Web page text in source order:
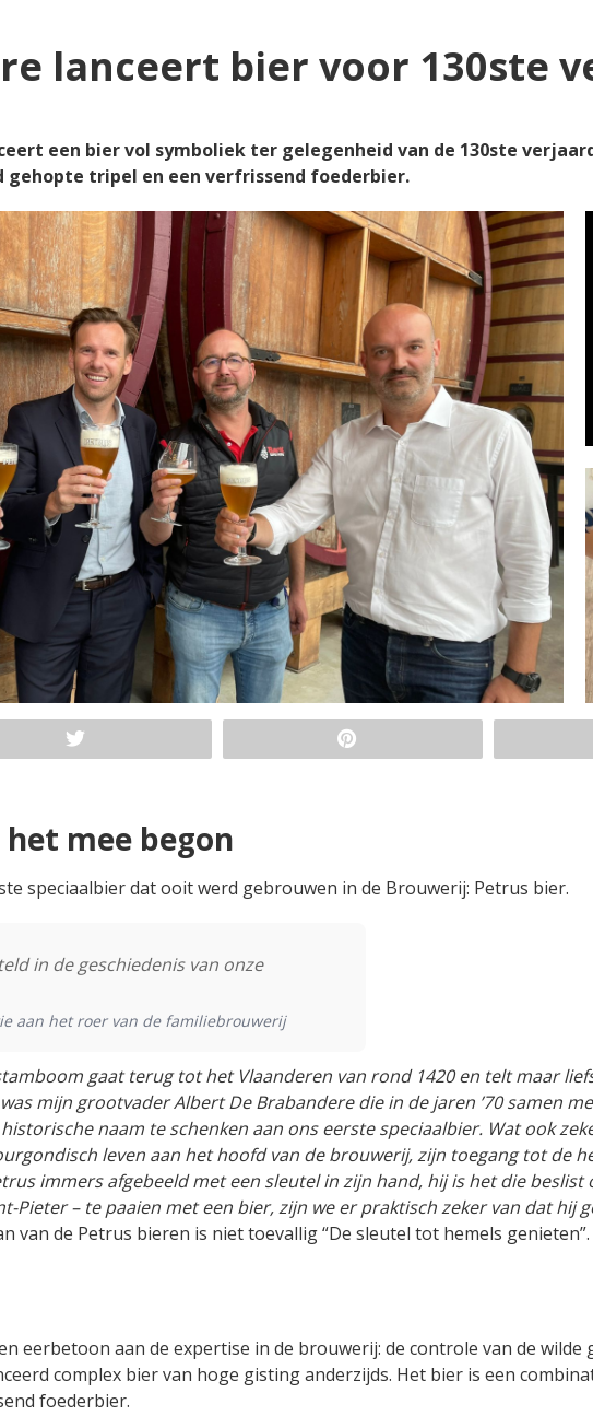
lanceert bier voor 130ste
een bier vol symboliek ter gelegenheid van de 130ste
gehopte tripel en een verfrissend foederbier.
mee begon
speciaalbier dat ooit werd gebrouwen in de Brouwerij: Petrus bier.
in de geschiedenis van onze
aan het roer van de familiebrouwerij
gaat terug tot het Vlaanderen van rond 1420 en telt maar
mijn grootvader Albert De Brabandere die in de jaren ’70 samen
naam te schenken aan ons eerste speciaalbier. Wat ook
leven aan het hoofd van de brouwerij, zijn toegang tot de
immers afgebeeld met een sleutel in zijn hand, hij is het die beslist
Pieter – te paaien met een bier, zijn we er praktisch zeker van dat hij
van de Petrus bieren is niet toevallig “De sleutel tot hemels genieten”.
eerbetoon aan de expertise in de brouwerij: de controle van de wilde
complex bier van hoge gisting anderzijds. Het bier is een
foederbier.